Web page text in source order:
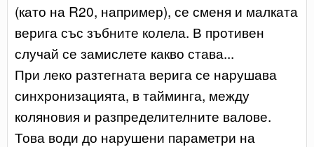
(като на R20, например), се сменя и малката
верига със зъбните колела. В противен
случай се замислете какво става...
При леко разтегната верига се нарушава
синхронизацията, в тайминга, между
коляновия и разпределителните валове.
Това води до нарушени параметри на